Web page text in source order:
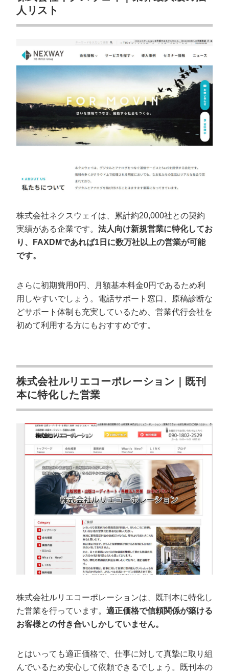
人リスト
株式会社ネクスウェイは、累計約20,000社との契約
実績がある企業です。 法人向け新規営業に特化してお
り、FAXDMであれば1日に数万社以上の営業が可能
です。
さらに初期費用0円、月額基本料金0円であるため利
用しやすいでしょう。電話サポート窓口、原稿診断な
どサポート体制も充実しているため、営業代行会社を
初めて利用する方にもおすすめです。
株式会社ルリエコーポレーション｜既刊
本に特化した営業
株式会社ルリエコーポレーションは、既刊本に特化し
た営業を行っています。 適正価格で信頼関係が築ける
お客様との付き合いしかしていません。
とはいっても適正価格で、仕事に対して真摯に取り組
んでいるため安心して依頼できるでしょう。既刊本の